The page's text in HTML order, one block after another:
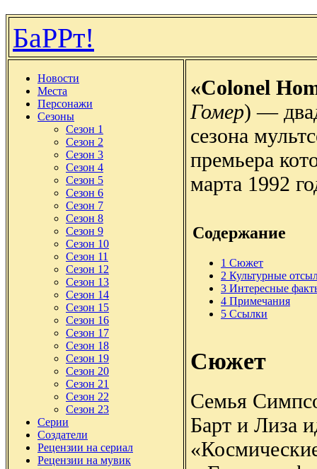
БаРРт!
Новости
Места
Персонажи
Сезоны
Сезон 1
Сезон 2
Сезон 3
Сезон 4
Сезон 5
Сезон 6
Сезон 7
Сезон 8
Сезон 9
Сезон 10
Сезон 11
Сезон 12
Сезон 13
Сезон 14
Сезон 15
Сезон 16
Сезон 17
Сезон 18
Сезон 19
Сезон 20
Сезон 21
Сезон 22
Сезон 23
Серии
Создатели
Рецензии на сериал
Рецензии на мувик
«Colonel
Гомер) —
сезона
премьера
марта 1992
Содержание
1 Сюжет
2 Культурные
3 Интересные
4 Примечания
5 Ссылки
Сюжет
Семья
Барт и Лиза